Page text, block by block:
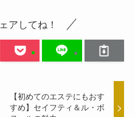
アしてね！
【初めてのエステにもおす
すめ】セイフティ＆ル・ボ